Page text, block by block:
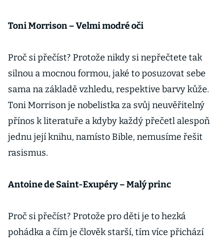
Toni Morrison – Velmi modré oči
Proč si přečíst? Protože nikdy si nepřečtete tak
silnou a mocnou formou, jaké to posuzovat sebe
sama na základě vzhledu, respektive barvy kůže.
Toni Morrison je nobelistka za svůj neuvěřitelný
přínos k literatuře a kdyby každý přečetl alespoň
jednu její knihu, namísto Bible, nemusíme řešit
rasismus.
Antoine de Saint-Exupéry – Malý princ
Proč si přečíst? Protože pro děti je to hezká
pohádka a čím je člověk starší, tím více přichází